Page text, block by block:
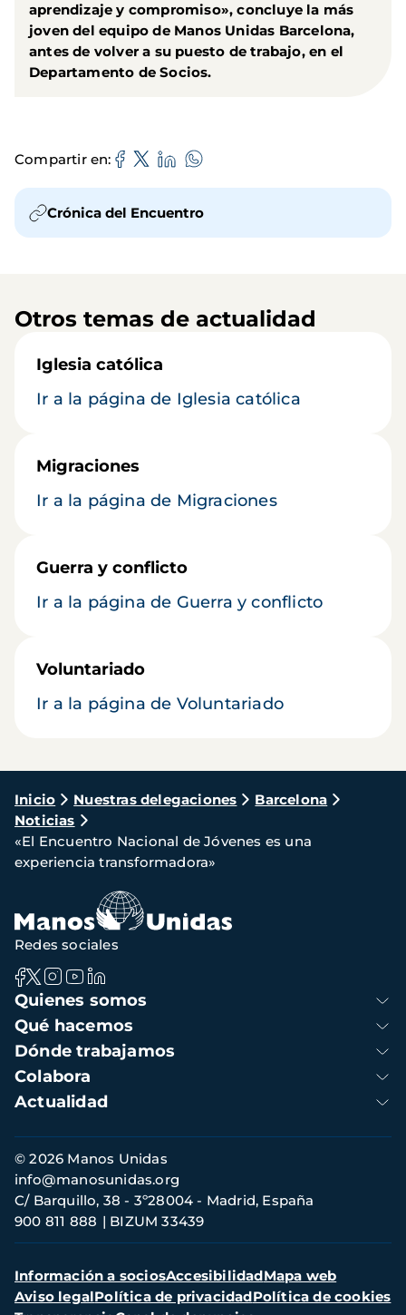
aprendizaje y compromiso», concluye la más
joven del equipo de Manos Unidas Barcelona, ​​
antes de volver a su puesto de trabajo, en el
Departamento de Socios.
Compartir en
Crónica del Encuentro
Otros temas de actualidad
Iglesia católica
Ir a la página de Iglesia católica
Migraciones
Ir a la página de Migraciones
Guerra y conflicto
Ir a la página de Guerra y conflicto
Voluntariado
Ir a la página de Voluntariado
Ruta
de
navegación
Inicio Nuestras delegaciones
Barcelona
Noticias
«El Encuentro Nacional de Jóvenes es una
experiencia transformadora»
Navegación
principal
Quienes somos
Qué hacemos
Dónde trabajamos
Colabora
Actualidad
Redes sociales
Información
de
contacto
© 2026 Manos Unidas
C/ Barquillo, 38 - 3º28004 - Madrid, España
900 811 888
BIZUM 33439
info@manosunidas.org
Menú
secundario
Información a sociosAccesibilidadMapa web
Aviso legalPolítica de privacidadPolítica de cookies